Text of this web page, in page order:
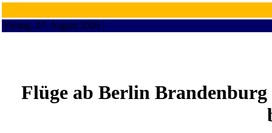
Freitag, 07. August 2026 ¦
Flüge ab Berlin